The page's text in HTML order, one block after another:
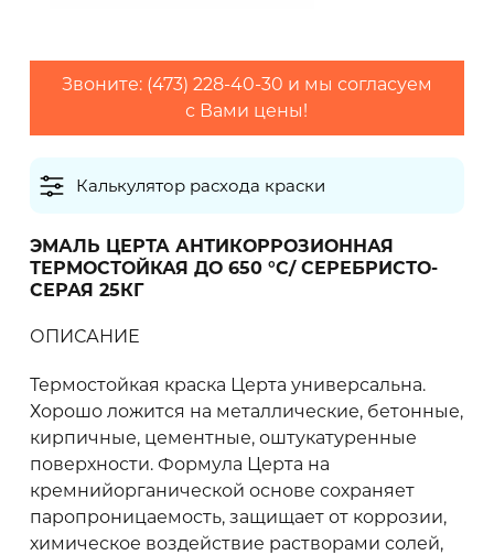
Максимальный расход (г/м2)
Количество слоев
Грунтовки обычно наносят в один слой,
в 2 слоя
0 кг
Рекомендуем приобретатьматериал с
запасом 10-20%
Звоните: (473) 228-40-30 и мы согласуем
с Вами цены!
Калькулятор расхода краски
ЭМАЛЬ ЦЕРТА АНТИКОРРОЗИОННАЯ
ТЕРМОСТОЙКАЯ ДО 650 °С/ СЕРЕБРИСТО-
СЕРАЯ 25КГ
ОПИСАНИЕ
Термостойкая краска Церта универсальна.
Хорошо ложится на металлические, бетонные,
кирпичные, цементные, оштукатуренные
поверхности. Формула Церта на
кремнийорганической основе сохраняет
паропроницаемость, защищает от коррозии,
химическое воздействие растворами солей,